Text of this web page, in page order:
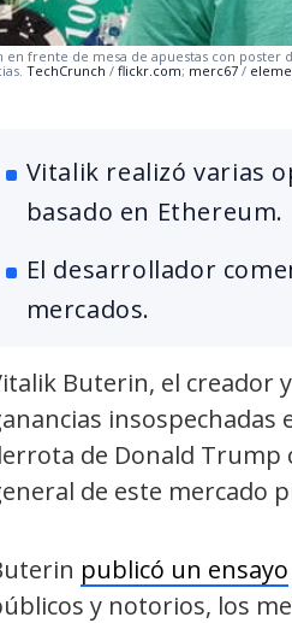
en frente de mesa de apuestas con poster
TechCrunch / flickr.com; merc67/
Vitalik realizó varias
basado en Ethereum.
El desarrollador
mercados.
Buterin, el creador
de Donald Trump
de este mercado
publicó un ensayo
y notorios, los